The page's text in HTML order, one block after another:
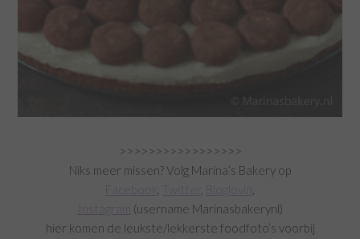
>>>>>>>>>>>>>>>>>
Niks meer missen? Volg Marina’s Bakery op
Bloglovin
Instagram
(username Marinasbakerynl)
hier komen de leukste/lekkerste foodfoto’s voorbij